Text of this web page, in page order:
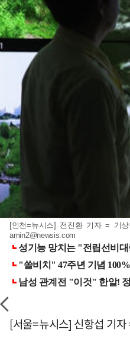
[인천=뉴시스] 전진환 기자 = 기
amin2@newsis.com
[서울=뉴시스] 신항섭 기